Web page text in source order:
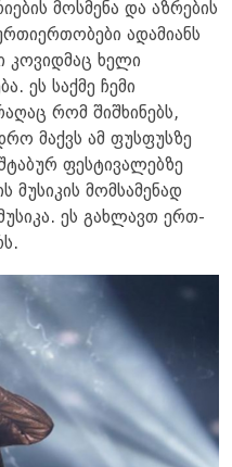
მოსმენა და აზრების
ადამიანს
კოვიდმაც ხელი
ეს საქმე ჩემი
რომ შიშხინებს,
მაქვს ამ ფუსფუსზე
ფესტივალებზე
მუსიკის მომსამენად
ეს გახლავთ ერთ-